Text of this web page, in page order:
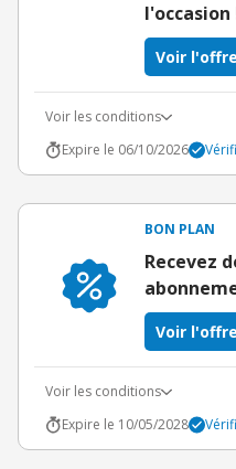
l'occasion
Voir l'offre
Voir les conditions
Expire le 06/10/2026
BON PLAN
Recevez
Voir l'offre
Voir les conditions
Expire le 10/05/2028